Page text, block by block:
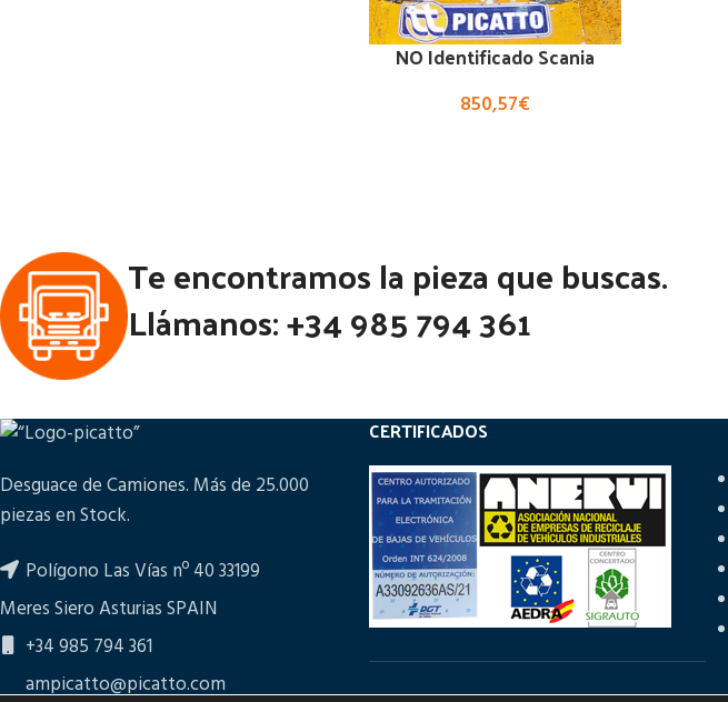
NO Identificado Scania
850,57€
Te encontramos la pieza que buscas.
Llámanos: +34 985 794 361
Desguace de Camiones. Más de 25.000
piezas en Stock.
Polígono Las Vías nº 40 33199
Meres Siero Asturias SPAIN
+34 985 794 361
ampicatto@picatto.com
CERTIFICADOS